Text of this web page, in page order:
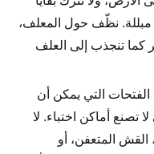
مبللة. نظّف حول المعلف،
كما تنجذب إلى العلف
الفتحات التي يمكن أن
تصنع أماكن اختباء. لا
القش المتعفن، أو